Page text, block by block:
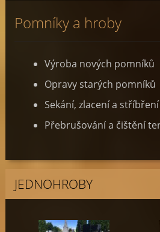
Pomníky a hroby
Výroba nových pomníků
Opravy starých pomníků
Sekání, zlacení a
Přebrušování a čištění
JEDNOHROBY